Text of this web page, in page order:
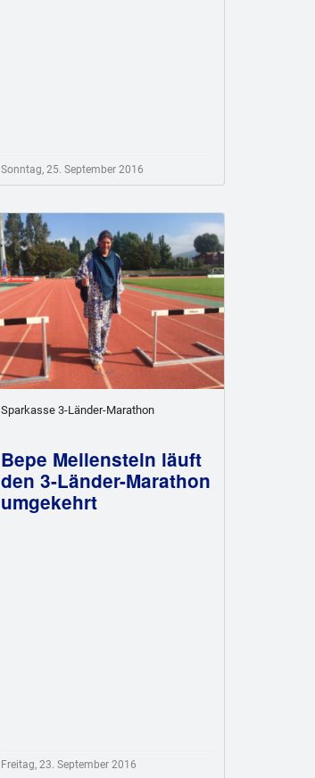
Sonntag, 25. September 2016
Sparkasse 3-Länder-Marathon
Bepe Meilenstein läuft
den 3-Länder-Marathon
umgekehrt
Freitag, 23. September 2016